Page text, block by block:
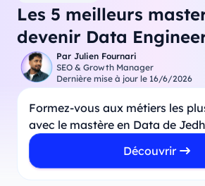
Les 5 meilleurs
devenir Data
Par Julien Fournari
SEO & Growth Manager
Dernière mise à jour le 16/6/2026
Formez-vous aux métiers les
avec le mastère en Data de
Découvrir